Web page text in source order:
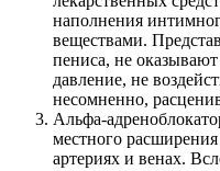
наполнения
веществами.
пениса, не
давление, не
несомненно,
Альфа-
местного
артериях и венах.